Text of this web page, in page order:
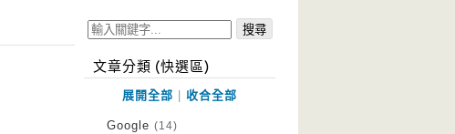
文章分類 (快選區)
展開全部 收合全部
Google (14)